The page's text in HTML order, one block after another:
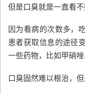
但是口臭就是一直看不
因为看病的次数多，
患者获取信息的途径
一些药物，比如甲硝
口臭固然难以根治，